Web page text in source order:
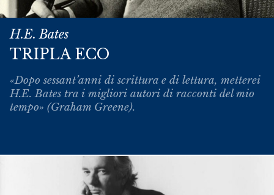
H.E. Bates
TRIPLA ECO
«Dopo sessant’anni di scrittura e di lettura, metterei
H.E. Bates tra i migliori autori di racconti del mio
tempo» (Graham Greene).